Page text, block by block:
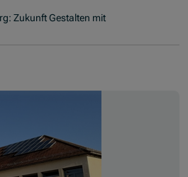
Zukunft Gestalten mit